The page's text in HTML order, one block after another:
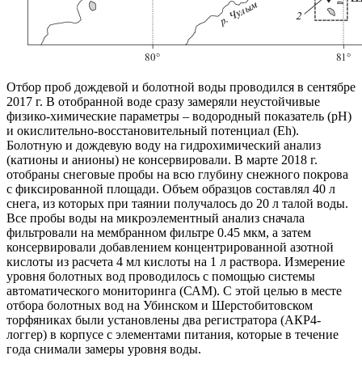
Отбор проб дождевой и болотной воды проводился в сентябре
2017 г. В отобранной воде сразу замеряли неустойчивые
физико-химические параметры – водородный показатель (pH)
и окислительно-восстановительный потенциал (Eh).
Болотную и дождевую воду на гидрохимический анализ
(катионы и анионы) не консервировали. В марте 2018 г.
отобраны снеговые пробы на всю глубину снежного покрова
с фиксированной площади. Объем образцов составлял 40 л
снега, из которых при таянии получалось до 20 л талой воды.
Все пробы воды на микроэлементный анализ сначала
фильтровали на мембранном фильтре 0.45 мкм, а затем
консервировали добавлением концентрированной азотной
кислоты из расчета 4 мл кислоты на 1 л раствора. Измерение
уровня болотных вод проводилось с помощью системы
автоматического мониторинга (САМ). С этой целью в месте
отбора болотных вод на Убинском и Шерстобитовском
торфяниках были установлены два регистратора (АКР4-
логгер) в корпусе с элементами питания, которые в течение
года снимали замеры уровня воды.